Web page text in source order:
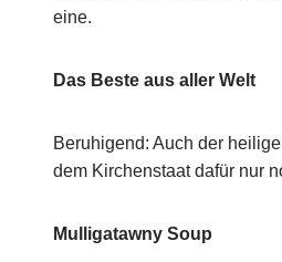
eine.
Das Beste aus aller Welt
Beruhigend: Auch der
dem Kirchenstaat dafür nur
Mulligatawny Soup